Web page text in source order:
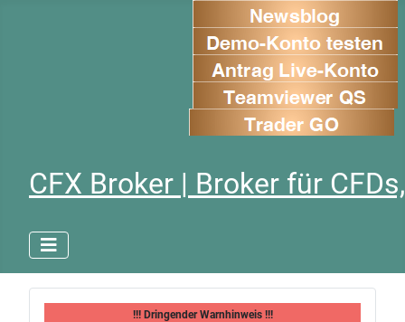
CFX Broker | Broker für
!!! Dringender Warnhinweis !!!